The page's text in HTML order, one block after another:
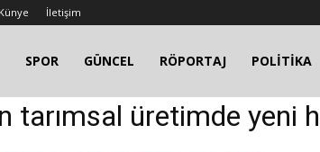
Künye İletişim
SPOR GÜNCEL RÖPORTAJ POLİTİKA
tarımsal üretimde yeni